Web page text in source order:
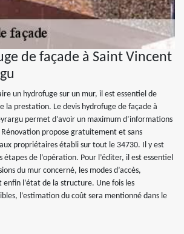
de façade à Saint Vincent
un hydrofuge sur un mur, il est essentiel de
la prestation. Le devis hydrofuge de façade à
permet d’avoir un maximum d’informations
propose gratuitement et sans
propriétaires établi sur tout le 34730. Il y est
étapes de l’opération. Pour l’éditer, il est essentiel
du mur concerné, les modes d’accès,
enfin l’état de la structure. Une fois les
l’estimation du coût sera mentionné dans le